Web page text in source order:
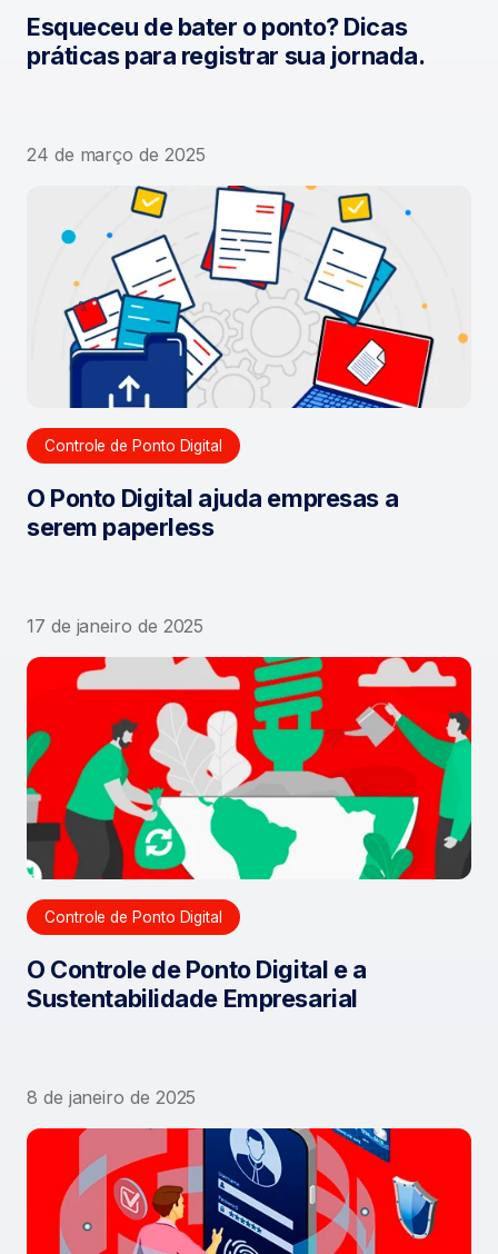
Esqueceu de bater o ponto? Dicas
práticas para registrar sua jornada.
24 de março de 2025
Controle de Ponto Digital
O Ponto Digital ajuda empresas a
serem paperless
17 de janeiro de 2025
Controle de Ponto Digital
O Controle de Ponto Digital e a
Sustentabilidade Empresarial
8 de janeiro de 2025